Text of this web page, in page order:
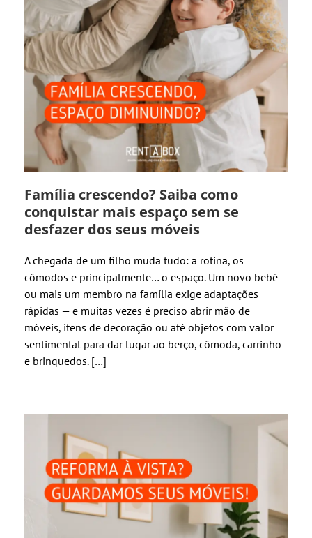
Família crescendo? Saiba como
conquistar mais espaço sem se
desfazer dos seus móveis
A chegada de um filho muda tudo: a rotina, os
cômodos e principalmente… o espaço. Um novo bebê
ou mais um membro na família exige adaptações
rápidas — e muitas vezes é preciso abrir mão de
móveis, itens de decoração ou até objetos com valor
sentimental para dar lugar ao berço, cômoda, carrinho
e brinquedos. […]